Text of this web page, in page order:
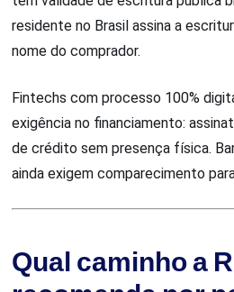
residente no Brasil assina a
nome do comprador.
Fintechs com processo 100%
exigência no financiamento:
de crédito sem presença física.
ainda exigem comparecimento
Qual caminho a